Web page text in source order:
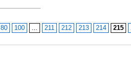
80 100 ... 211 212 213 214 215